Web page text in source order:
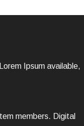
Ipsum available,
members. Digital